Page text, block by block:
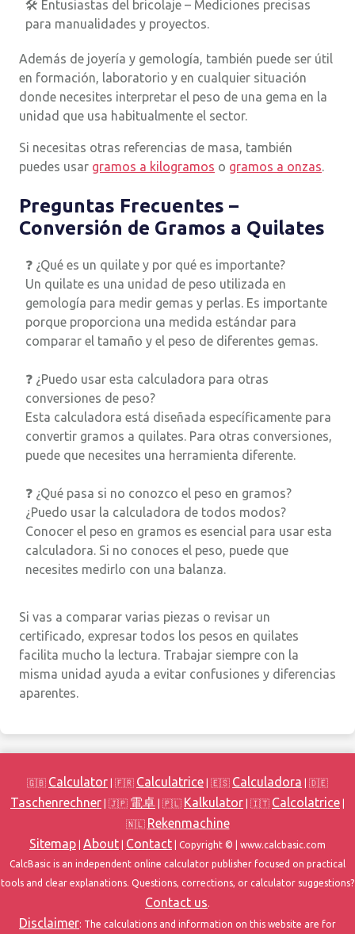
🛠 Entusiastas del bricolaje – Mediciones precisas
para manualidades y proyectos.
Además de joyería y gemología, también puede ser útil
en formación, laboratorio y en cualquier situación
donde necesites interpretar el peso de una gema en la
unidad que usa habitualmente el sector.
Si necesitas otras referencias de masa, también
puedes usar gramos a kilogramos o gramos a onzas.
Preguntas Frecuentes –
Conversión de Gramos a Quilates
❓ ¿Qué es un quilate y por qué es importante?
Un quilate es una unidad de peso utilizada en
gemología para medir gemas y perlas. Es importante
porque proporciona una medida estándar para
comparar el tamaño y el peso de diferentes gemas.
❓ ¿Puedo usar esta calculadora para otras
conversiones de peso?
Esta calculadora está diseñada específicamente para
convertir gramos a quilates. Para otras conversiones,
puede que necesites una herramienta diferente.
❓ ¿Qué pasa si no conozco el peso en gramos?
¿Puedo usar la calculadora de todos modos?
Conocer el peso en gramos es esencial para usar esta
calculadora. Si no conoces el peso, puede que
necesites medirlo con una balanza.
Si vas a comparar varias piezas o revisar un
certificado, expresar todos los pesos en quilates
facilita mucho la lectura. Trabajar siempre con la
misma unidad ayuda a evitar confusiones y diferencias
aparentes.
🇬🇧 Calculator | 🇫🇷 Calculatrice | 🇪🇸 Calculadora | 🇩🇪
Taschenrechner | 🇯🇵 電卓 | 🇵🇱 Kalkulator | 🇮🇹 Calcolatrice
🇳🇱 Rekenmachine
Sitemap About Contact | Copyright ©
| www.calcbasic.com
CalcBasic is an independent online calculator publisher focused on practical
tools and clear explanations. Questions, corrections, or calculator suggestions?
Contact us.
Disclaimer: The calculations and information on this website are for